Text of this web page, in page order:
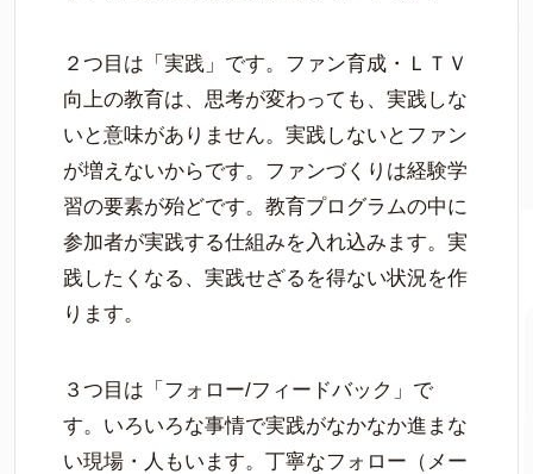
２つ目は「実践」です。ファン育成・ＬＴＶ
向上の教育は、思考が変わっても、実践しな
いと意味がありません。実践しないとファン
が増えないからです。ファンづくりは経験学
習の要素が殆どです。教育プログラムの中に
参加者が実践する仕組みを入れ込みます。実
践したくなる、実践せざるを得ない状況を作
ります。
３つ目は「フォロー/フィードバック」で
す。いろいろな事情で実践がなかなか進まな
い現場・人もいます。丁寧なフォロー（メー